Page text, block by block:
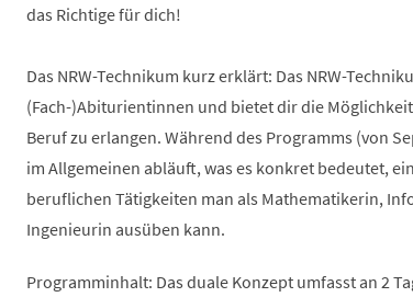
das Richtige für dich!
Das NRW-Technikum kurz erklärt: Das NRW-
(Fach-)Abiturientinnen und bietet dir die
Beruf zu erlangen. Während des Programms (von
im Allgemeinen abläuft, was es konkret bedeutet,
beruflichen Tätigkeiten man als Mathematikerin,
Ingenieurin ausüben kann.
Programminhalt: Das duale Konzept umfasst an 2